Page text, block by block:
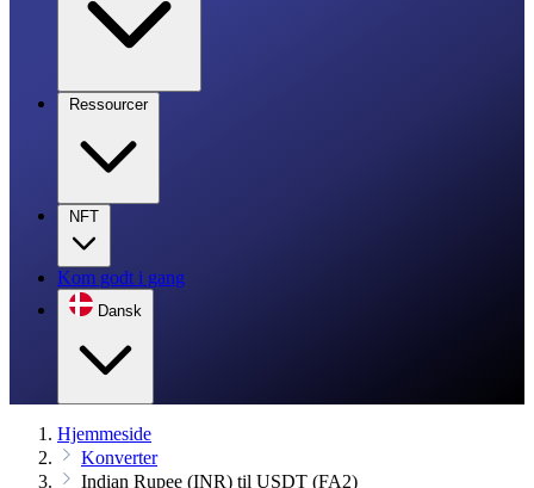
Ressourcer
NFT
Kom godt i gang
Dansk
Hjemmeside
Konverter
Indian Rupee (INR) til USDT (FA2)